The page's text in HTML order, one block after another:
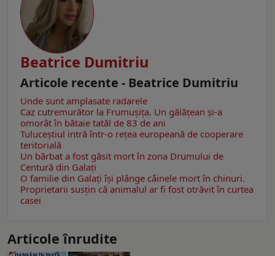
Beatrice Dumitriu
Articole recente - Beatrice Dumitriu
Unde sunt amplasate radarele
Caz cutremurător la Frumușița. Un gălățean și-a
omorât în bătaie tatăl de 83 de ani
Tuluceștiul intră într-o rețea europeană de cooperare
teritorială
Un bărbat a fost găsit mort în zona Drumului de
Centură din Galați
O familie din Galați își plânge câinele mort în chinuri.
Proprietarii susțin că animalul ar fi fost otrăvit în curtea
casei
Articole înrudite